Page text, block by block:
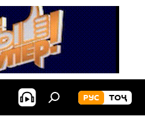
РУС ТОҶ